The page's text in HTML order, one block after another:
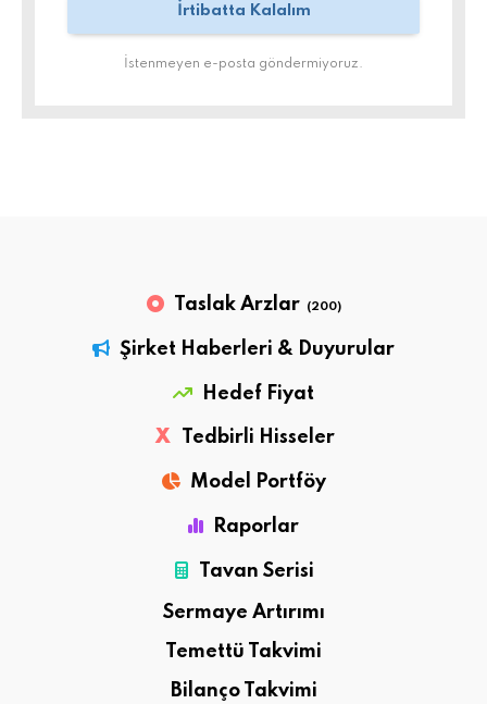
İstenmeyen e-posta göndermiyoruz.
Taslak Arzlar (200)
Şirket Haberleri & Duyurular
Hedef Fiyat
X Tedbirli Hisseler
Model Portföy
Raporlar
Tavan Serisi
Sermaye Artırımı
Temettü Takvimi
Bilanço Takvimi